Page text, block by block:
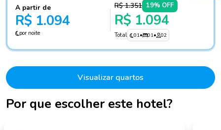
Por que escolher este hotel?
A partir de
R$ 1.094
por noite
R$ 1.351 19% OFF
R$ 1.094
Total 01• 01• 02
Visualizar quartos